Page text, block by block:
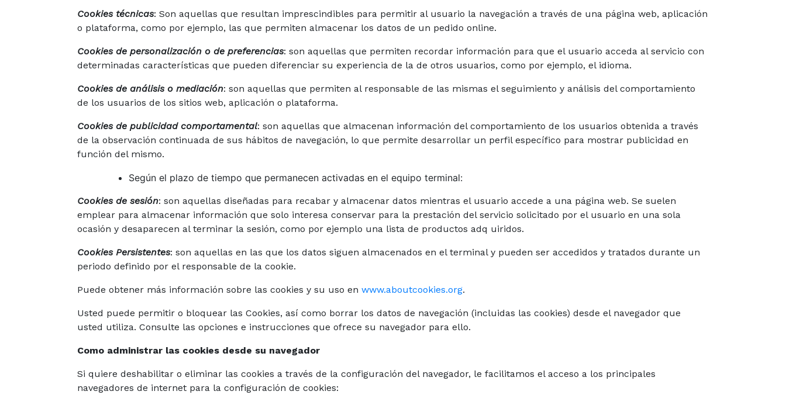
Cookies técnicas: Son aquellas que resultan imprescindibles para permitir al usuario la navegación a través de una página web, aplicación
o plataforma, como por ejemplo, las que permiten almacenar los datos de un pedido online.
Cookies de personalización o de preferencias: son aquellas que permiten recordar información para que el usuario acceda al servicio con
determinadas características que pueden diferenciar su experiencia de la de otros usuarios, como por ejemplo, el idioma.
Cookies de análisis o mediación: son aquellas que permiten al responsable de las mismas el seguimiento y análisis del comportamiento
de los usuarios de los sitios web, aplicación o plataforma.
Cookies de publicidad comportamental: son aquellas que almacenan información del comportamiento de los usuarios obtenida a través
de la observación continuada de sus hábitos de navegación, lo que permite desarrollar un perfil específico para mostrar publicidad en
función del mismo.
Según el plazo de tiempo que permanecen activadas en el equipo terminal:
Cookies de sesión: son aquellas diseñadas para recabar y almacenar datos mientras el usuario accede a una página web. Se suelen
emplear para almacenar información que solo interesa conservar para la prestación del servicio solicitado por el usuario en una sola
ocasión y desaparecen al terminar la sesión, como por ejemplo una lista de productos adq uiridos.
Cookies Persistentes: son aquellas en las que los datos siguen almacenados en el terminal y pueden ser accedidos y tratados durante un
periodo definido por el responsable de la cookie.
Puede obtener más información sobre las cookies y su uso en www.aboutcookies.org.
Usted puede permitir o bloquear las Cookies, así como borrar los datos de navegación (incluidas las cookies) desde el navegador que
usted utiliza. Consulte las opciones e instrucciones que ofrece su navegador para ello.
Como administrar las cookies desde su navegador
Si quiere deshabilitar o eliminar las cookies a través de la configuración del navegador, le facilitamos el acceso a los principales
navegadores de internet para la configuración de cookies: